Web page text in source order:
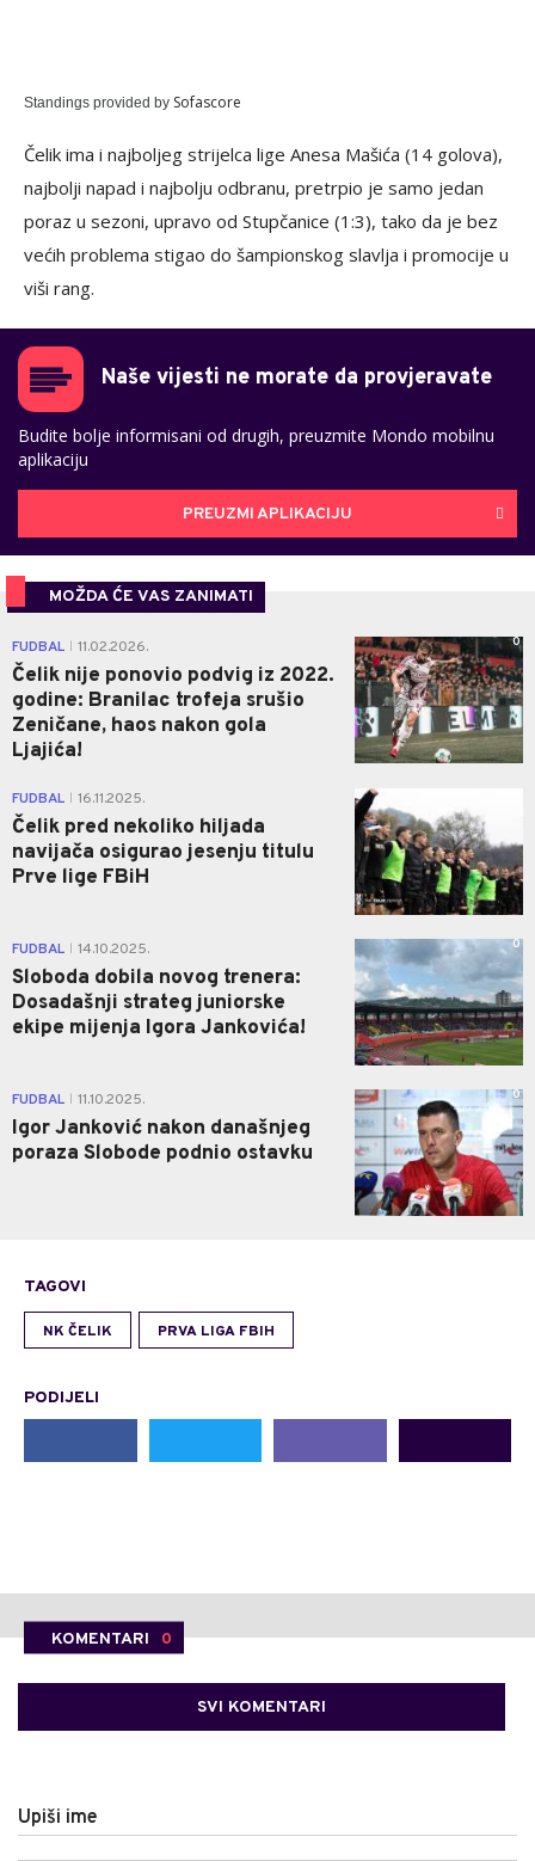
Standings provided by Sofascore
Čelik ima i najboljeg strijelca lige Anesa Mašića (14 golova),
najbolji napad i najbolju odbranu, pretrpio je samo jedan
poraz u sezoni, upravo od Stupčanice (1:3), tako da je bez
većih problema stigao do šampionskog slavlja i promocije u
viši rang.
Naše vijesti ne morate da provjeravate
Budite bolje informisani od drugih, preuzmite Mondo mobilnu
aplikaciju
PREUZMI APLIKACIJU
MOŽDA ĆE VAS ZANIMATI
FUDBAL 11.02.2026.
Čelik nije ponovio podvig iz 2022.
godine: Branilac trofeja srušio
Zeničane, haos nakon gola
Ljajića!
0
FUDBAL 16.11.2025.
Čelik pred nekoliko hiljada
navijača osigurao jesenju titulu
Prve lige FBiH
FUDBAL 14.10.2025.
Sloboda dobila novog trenera:
Dosadašnji strateg juniorske
ekipe mijenja Igora Jankovića!
0
FUDBAL 11.10.2025.
Igor Janković nakon današnjeg
poraza Slobode podnio ostavku
0
TAGOVI
NK ČELIK PRVA LIGA FBIH
PODIJELI
KOMENTARI 0
SVI KOMENTARI
Upiši ime